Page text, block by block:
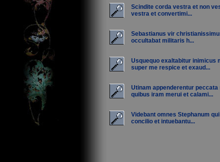
Scindite corda vestra et non
vestra et convertimi...
Sebastianus vir
occultabat militaris h...
Usquequo exaltabitur inimicus
super me respice et exaud...
Utinam appenderentur peccata
quibus iram merui et calami...
Videbant omnes Stephanum
concilio et intuebantu...